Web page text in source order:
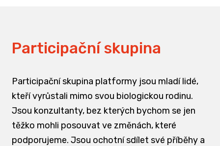
Participační skupina
Participační skupina platformy jsou mladí lidé,
kteří vyrůstali mimo svou biologickou rodinu.
Jsou konzultanty, bez kterých bychom se jen
těžko mohli posouvat ve změnách, které
podporujeme. Jsou ochotní sdílet své příběhy a